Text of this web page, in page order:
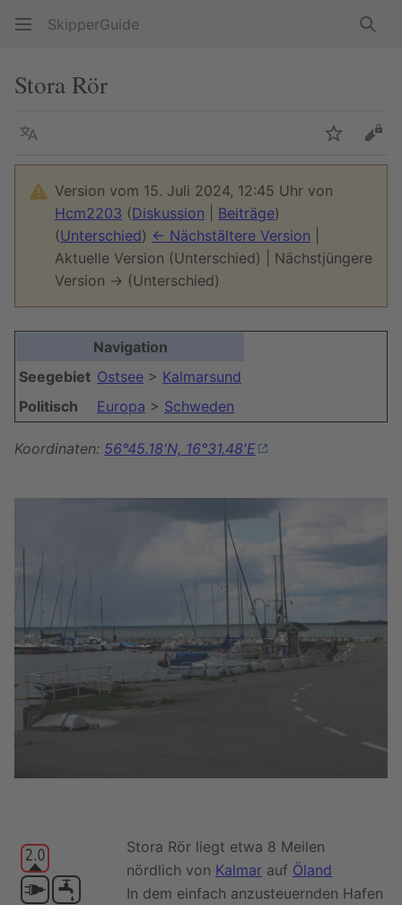
SkipperGuide
Stora Rör
Sprache
Version vom 15. Juli 2024, 12:45 Uhr von
Hcm2203 (Diskussion Beiträge)
(Unterschied) ← Nächstältere Version
Aktuelle Version (Unterschied) | Nächstjüngere
Version → (Unterschied)
Navigation
Seegebiet Ostsee > Kalmarsund
Politisch
Europa > Schweden
Koordinaten: 56°45.18'N, 16°31.48'E
Stora Rör liegt etwa 8 Meilen
nördlich von Kalmar auf Öland
In dem einfach anzusteuernden Hafen